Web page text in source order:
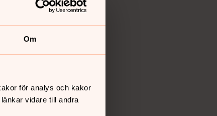
Om
för analys och kakor
vidare till andra